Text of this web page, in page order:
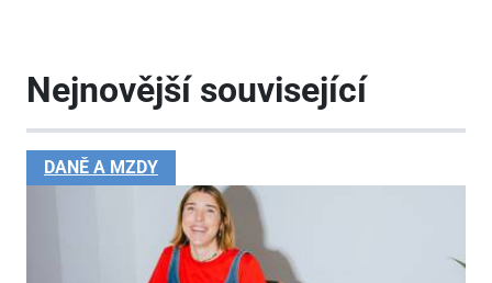
Nejnovější související
DANĚ A MZDY